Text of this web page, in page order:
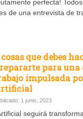
perfecta!
de una entrevista de
que debes
para
impulsada
1 junio, 2023
seguirá